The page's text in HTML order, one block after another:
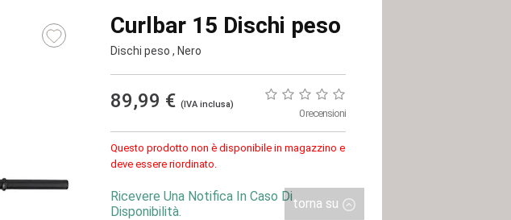
Curlbar 15 Dischi peso
Dischi peso , Nero
89,99 € (IVA inclusa)
0 recensioni
Questo prodotto non è disponibile in magazzino e
deve essere riordinato.
Ricevere Una Notifica In Caso Di
Disponibilità.
torna su